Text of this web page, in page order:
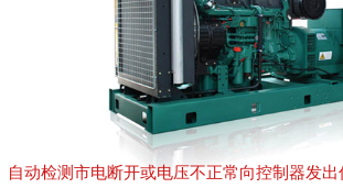
自动检测市电断开或电压不正常向控制器发出